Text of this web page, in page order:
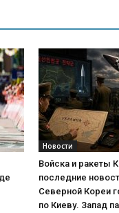
Новости
Войска и ракеты
последние
Северной Кореи
по Киеву. Запад